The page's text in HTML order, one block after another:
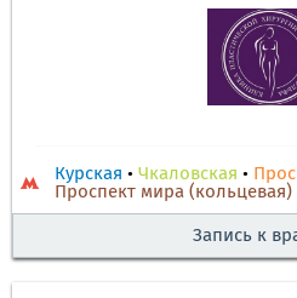
Курская • Чкаловская •
Проспект мира (кольцевая)
Запись к